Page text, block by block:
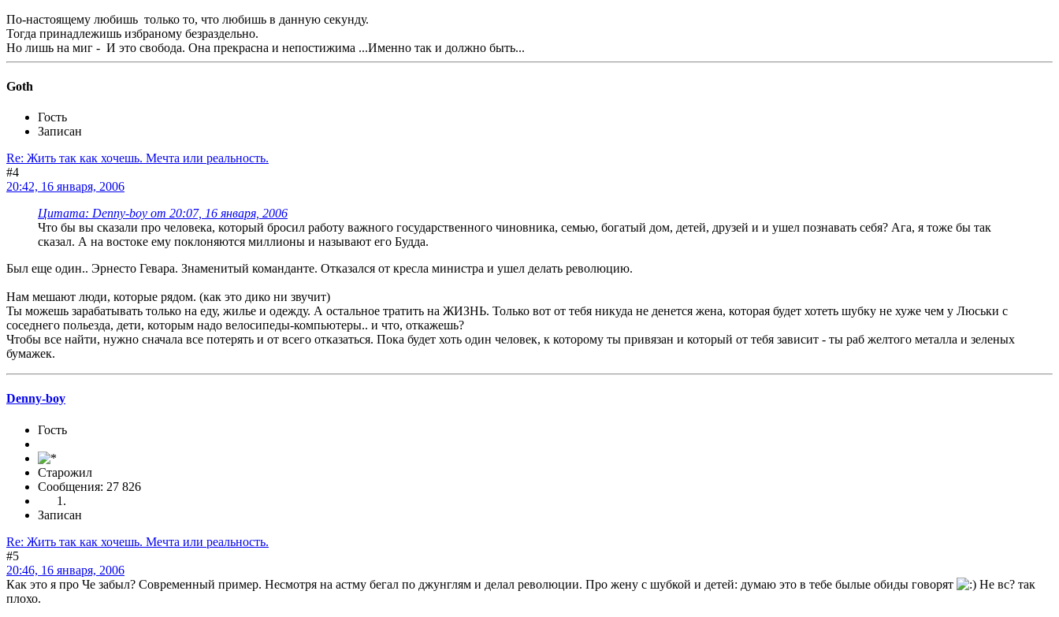
По-настоящему любишь только то, что любишь в данную секунду.
Тогда принадлежишь избраному безраздельно.
Но лишь на миг - И это свобода. Она прекрасна и непостижима ...Именно так и должно быть...
Goth
Гость
Записан
Re: Жить так как хочешь. Мечта или реальность.
#4
20:42, 16 января, 2006
Цитата: Denny-boy от 20:07, 16 января, 2006
Что бы вы сказали про человека, который бросил работу важного государственного чиновника, семью, богатый дом, детей, друзей и и ушел познавать себя? Ага, я тоже бы так
сказал. А на востоке ему поклоняются миллионы и называют его Будда.
Был еще один.. Эрнесто Гевара. Знаменитый команданте. Отказался от кресла министра и ушел делать революцию.
Нам мешают люди, которые рядом. (как это дико ни звучит)
Ты можешь зарабатывать только на еду, жилье и одежду. А остальное тратить на ЖИЗНЬ. Только вот от тебя никуда не денется жена, которая будет хотеть шубку не хуже чем у Люськи с
соседнего польезда, дети, которым надо велосипеды-компьютеры.. и что, откажешь?
Чтобы все найти, нужно сначала все потерять и от всего отказаться. Пока будет хоть один человек, к которому ты привязан и который от тебя зависит - ты раб желтого металла и зеленых
бумажек.
Denny-boy
Гость
Старожил
Сообщения: 27 826
Записан
Re: Жить так как хочешь. Мечта или реальность.
#5
20:46, 16 января, 2006
Как это я про Че забыл? Современный пример. Несмотря на астму бегал по джунглям и делал революции. Про жену с шубкой и детей: думаю это в тебе былые обиды говорят
Не вс? так
плохо.